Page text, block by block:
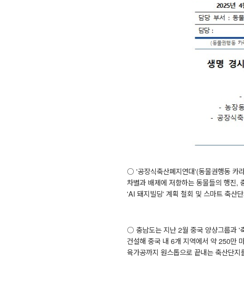
○ '공장식축산폐지연대'(동물권행동 카
차별과 배제에 저항하는 동물들의 행진,
'AI 돼지빌딩' 계획 철회 및 스마트 축산
○ 충남도는 지난2월 중국 양샹그룹과'
건설해 중국 내 6개 지역에서 약250만
육가공까지 원스톱으로 끝내는 축산단지